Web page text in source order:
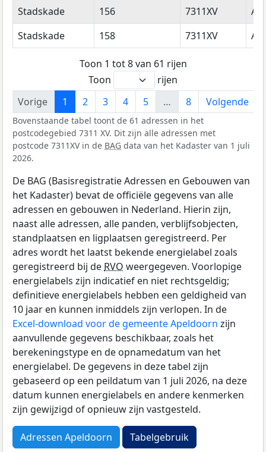
Stadskade
156 7311XV
Stadskade
158 7311XV
Toon 1 tot 8 van 61 rijen
Toon
rijen
Vorige
1 2 3 4 5 … 8 Volgende
Bovenstaande tabel toont de 61 adressen in het
postcodegebied 7311 XV. Dit zijn alle adressen met
postcode 7311XV in de BAG data van het Kadaster van 1 juli
2026.
De BAG (Basisregistratie Adressen en Gebouwen van
het Kadaster) bevat de officiële gegevens van alle
adressen en gebouwen in Nederland. Hierin zijn,
naast alle adressen, alle panden, verblijfsobjecten,
standplaatsen en ligplaatsen geregistreerd. Per
adres wordt het laatst bekende energielabel zoals
geregistreerd bij de RVO weergegeven. Voorlopige
energielabels zijn indicatief en niet rechtsgeldig;
definitieve energielabels hebben een geldigheid van
10 jaar en kunnen inmiddels zijn verlopen. In de
Excel-download voor de gemeente Apeldoorn zijn
aanvullende gegevens beschikbaar, zoals het
berekeningstype en de opnamedatum van het
energielabel. De gegevens in deze tabel zijn
gebaseerd op een peildatum van 1 juli 2026, na deze
datum kunnen energielabels en andere kenmerken
zijn gewijzigd of opnieuw zijn vastgesteld.
Adressen Apeldoorn Tabelgebruik